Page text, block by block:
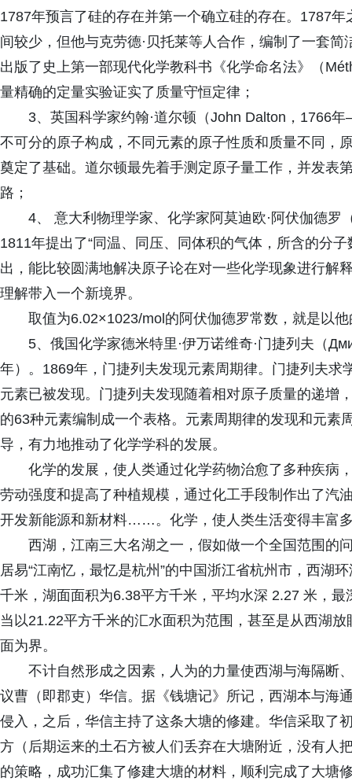
1787年预言了硅的存在并第一个确立硅的存在。1787
间较少，但他与克劳德·贝托莱等人合作，编制了一套
出版了史上第一部现代化学教科书《化学命名法》（
量精确的定量实验证实了质量守恒定律；
3、英国科学家约翰·道尔顿（John Dalton，1766
不可分的原子构成，不同元素的原子性质和质量不同，
奠定了基础。道尔顿最先着手测定原子量工作，并发表
路；
4、 意大利物理学家、化学家阿莫迪欧·阿伏伽德
1811年提出了“同温、同压、同体积的气体，所含的分
出，能比较圆满地解决原子论在对一些化学现象进行解
理解带入一个新境界。
取值为6.02×1023/mol的阿伏伽德罗常数，就是以
5、俄国化学家德米特里·伊万诺维奇·门捷列夫（
年）。1869年，门捷列夫发现元素周期律。门捷列夫
元素已被发现。门捷列夫发现随着相对原子质量的递增
的63种元素编制成一个表格。元素周期律的发现和元素
导，有力地推动了化学学科的发展。
化学的发展，使人类通过化学药物治愈了多种疾病
劳动强度和提高了种植规模，通过化工手段制作出了汽
开发新能源和新材料……。化学，使人类生活变得丰富
西湖，江南三大名湖之一，假如做一个全国范围的
居易“江南忆，最忆是杭州”的中国浙江省杭州市，西湖
千米，湖面面积为6.38平方千米，平均水深 2.27 米，
当以21.22平方千米的汇水面积为范围，甚至是从西湖
面为界。
不计自然形成之因素，人为的力量使西湖与海隔断
议曹（即郡吏）华信。据《钱塘记》所记，西湖本与海
侵入，之后，华信主持了这条大塘的修建。华信采取了
方（后期运来的土石方被人们丢弃在大塘附近，没有人
的策略，成功汇集了修建大塘的材料，顺利完成了大塘